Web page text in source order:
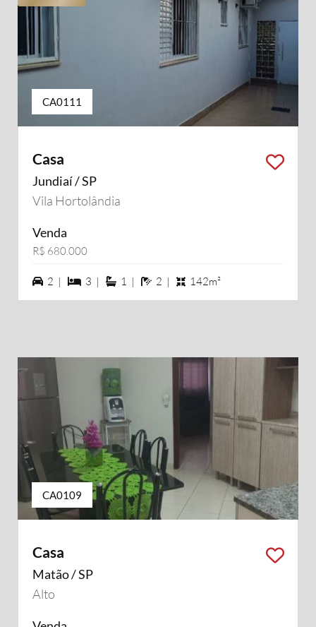
CA0111
Casa
Jundiaí / SP
Vila Hortolândia
Venda
R$ 680.000
2 vagas na garagem
2 | 3 dormiórios
3 | 1 suítes
1 | 2 banheiros
2 | 142m²
CA0109
Casa
Matão / SP
Alto